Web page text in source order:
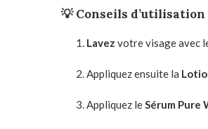
💡Conseils d’utilisation
Lavez votre visage avec
Appliquez ensuite la
Appliquez leSérum Pure